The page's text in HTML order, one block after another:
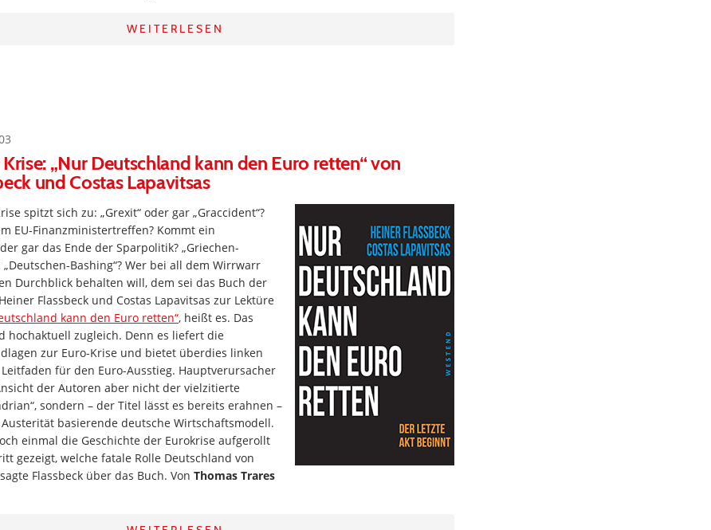
WEITERLESEN
„Nur Deutschland kann den Euro retten“ von
und Costas Lapavitsas
spitzt sich zu: „Grexit“ oder gar „Graccident“?
EU-Finanzministertreffen? Kommt ein
gar das Ende der Sparpolitik? „Griechen-
„Deutschen-Bashing“? Wer bei all dem Wirrwarr
Durchblick behalten will, dem sei das Buch der
Flassbeck und Costas Lapavitsas zur Lektüre
kann den Euro retten“, heißt es. Das
hochaktuell zugleich. Denn es liefert die
zur Euro-Krise und bietet überdies linken
für den Euro-Ausstieg. Hauptverursacher
der Autoren aber nicht der vielzitierte
sondern – der Titel lässt es bereits erahnen –
basierende deutsche Wirtschaftsmodell.
einmal die Geschichte der Eurokrise aufgerollt
gezeigt, welche fatale Rolle Deutschland von
Flassbeck über das Buch. Von Thomas Trares